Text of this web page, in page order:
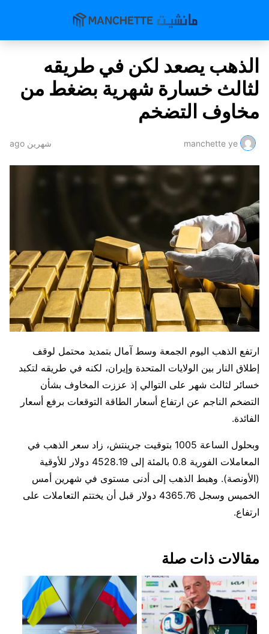
الذهب يصعد لكن في طريقه
لثالث خسارة شهرية بضغط من
مخاوف التضخم
manchette ye شهرين ago
ارتفع الذهب اليوم الجمعة وسط آمال بتمديد محتمل لوقف
إطلاق النار بين الولايات المتحدة وإيران، لكنه في طريقه لتكبد ​
خسائر لثالث شهر على التوالي إذ عززت المخاوف بشأن
التضخم الناجم ‌عن ارتفاع أسعار الطاقة التوقعات برفع أسعار
الفائدة.
وبحلول الساعة 1005 بتوقيت جرينتش، زاد سعر الذهب في
المعاملات الفورية 0.8 بالمئة إلى 4528.19 دولار للأوقية
(الأونصة). وهبط الذهب إلى أدنى مستوى في شهرين أمس
الخميس وسجل 4365.76 دولار قبل أن يختتم التعاملات على
ارتفاع.
مقالات ذات صلة